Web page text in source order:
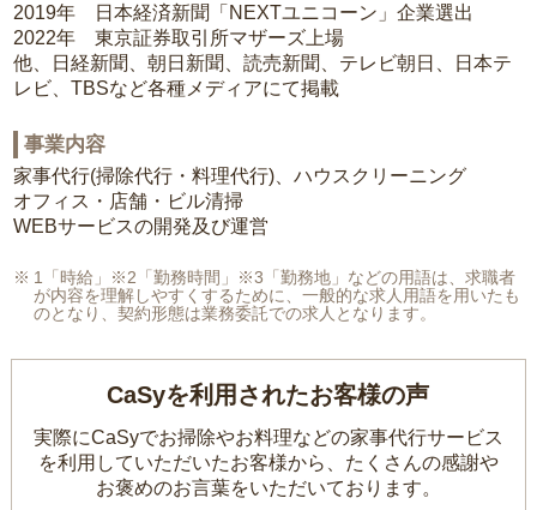
2019年 日本経済新聞「NEXTユニコーン」企業選出
2022年 東京証券取引所マザーズ上場
他、日経新聞、朝日新聞、読売新聞、テレビ朝日、日本テ
レビ、TBSなど各種メディアにて掲載
事業内容
家事代行(掃除代行・料理代行)、ハウスクリーニング
オフィス・店舗・ビル清掃
WEBサービスの開発及び運営
1「時給」※2「勤務時間」※3「勤務地」などの用語は、求職者
が内容を理解しやすくするために、一般的な求人用語を用いたも
のとなり、契約形態は業務委託での求人となります。
CaSyを利用されたお客様の声
実際にCaSyでお掃除やお料理などの家事代行サービス
を利用していただいたお客様から、 たくさんの感謝や
お褒めのお言葉をいただいております。